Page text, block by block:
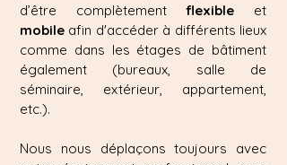
d’être complètementflexible et
mobile afin d'accéder à différents lieux
comme dans les étages de bâtiment
également (bureaux, salle de
séminaire, extérieur, appartement,
etc.).
Nous nous déplaçons toujours avec